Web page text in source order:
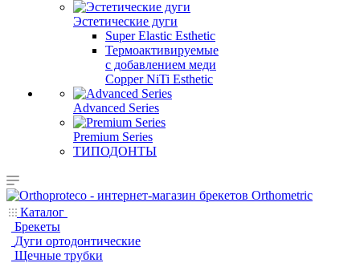
Эстетические дуги
Super Elastic Esthetic
Термоактивируемые
с добавлением меди
Copper NiTi Esthetic
Advanced Series
Premium Series
ТИПОДОНТЫ
Каталог
Брекеты
Дуги ортодонтические
Щечные трубки